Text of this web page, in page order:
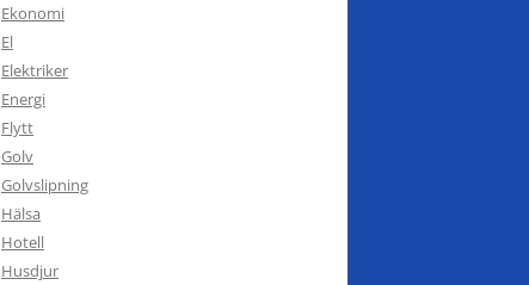
Ekonomi
El
Elektriker
Energi
Flytt
Golv
Golvslipning
Hälsa
Hotell
Husdjur